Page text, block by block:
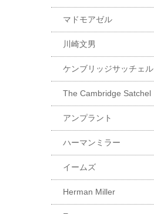
マドモアゼル
川崎文男
ケンブリッジサッチェル
The Cambridge Satchel
アンプラント
ハーマンミラー
イームズ
Herman Miller